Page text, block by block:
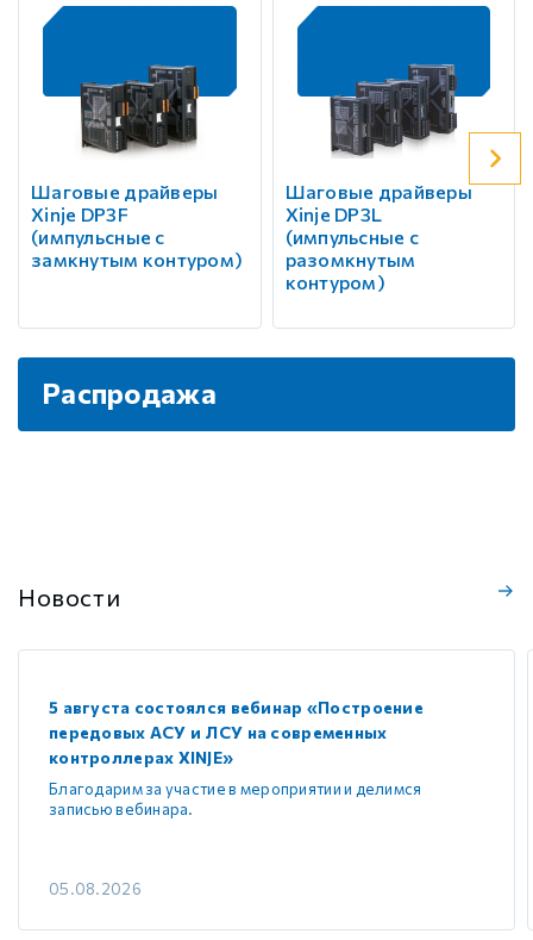
Шаговые драйверы
Xinje DP3F
(импульсные с
замкнутым контуром)
Шаговые драйверы
Xinje DP3L
(импульсные с
разомкнутым
контуром)
Распродажа
Новости
5 августа состоялся вебинар «Построение
передовых АСУ и ЛСУ на современных
контроллерах XINJE»
Благодарим за участие в мероприятии и делимся
записью вебинара.
05.08.2026